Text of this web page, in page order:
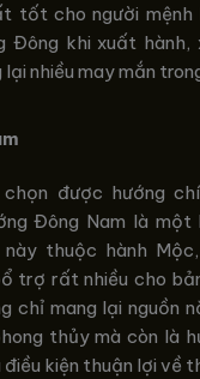
tốt cho người mệnh
Đông khi xuất hành,
nhiều may mắn
được hướng
Đông Nam là
thuộc hành
trợ rất nhiều cho
chỉ mang lại nguồn
thủy mà còn là
điều kiện thuận lợi về